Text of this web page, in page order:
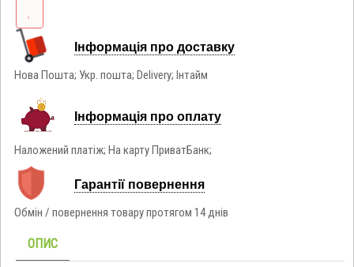
Інформація про доставку
Нова Пошта; Укр. пошта; Delivery; Інтайм
Інформація про оплату
Наложений платіж; На карту ПриватБанк;
Гарантії повернення
Обмін / повернення товару протягом 14 днів
ОПИС